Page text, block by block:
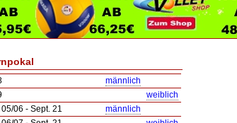
männlich
weiblich
06 - Sept. 21
männlich